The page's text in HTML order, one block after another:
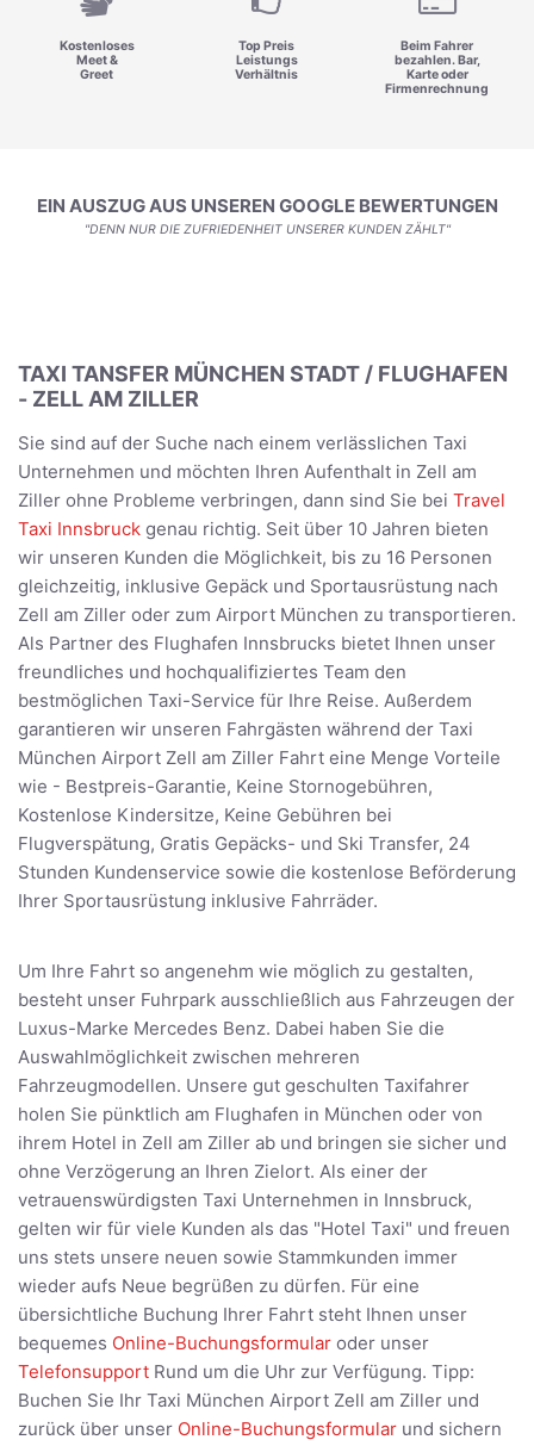
Kostenloses
Meet &
Greet
Top Preis
Leistungs
Verhältnis
Beim Fahrer
bezahlen. Bar,
Karte oder
Firmenrechnung
EIN AUSZUG AUS UNSEREN GOOGLE BEWERTUNGEN
"DENN NUR DIE ZUFRIEDENHEIT UNSERER KUNDEN ZÄHLT"
TAXI TANSFER MÜNCHEN STADT / FLUGHAFEN
- ZELL AM ZILLER
Sie sind auf der Suche nach einem verlässlichen Taxi
Unternehmen und möchten Ihren Aufenthalt in Zell am
Ziller ohne Probleme verbringen, dann sind Sie bei Travel
Taxi Innsbruck genau richtig. Seit über 10 Jahren bieten
wir unseren Kunden die Möglichkeit, bis zu 16 Personen
gleichzeitig, inklusive Gepäck und Sportausrüstung nach
Zell am Ziller oder zum Airport München zu transportieren.
Als Partner des Flughafen Innsbrucks bietet Ihnen unser
freundliches und hochqualifiziertes Team den
bestmöglichen Taxi-Service für Ihre Reise. Außerdem
garantieren wir unseren Fahrgästen während der Taxi
München Airport Zell am Ziller Fahrt eine Menge Vorteile
wie - Bestpreis-Garantie, Keine Stornogebühren,
Kostenlose Kindersitze, Keine Gebühren bei
Flugverspätung, Gratis Gepäcks- und Ski Transfer, 24
Stunden Kundenservice sowie die kostenlose Beförderung
Ihrer Sportausrüstung inklusive Fahrräder.
Um Ihre Fahrt so angenehm wie möglich zu gestalten,
besteht unser Fuhrpark ausschließlich aus Fahrzeugen der
Luxus-Marke Mercedes Benz. Dabei haben Sie die
Auswahlmöglichkeit zwischen mehreren
Fahrzeugmodellen. Unsere gut geschulten Taxifahrer
holen Sie pünktlich am Flughafen in München oder von
ihrem Hotel in Zell am Ziller ab und bringen sie sicher und
ohne Verzögerung an Ihren Zielort. Als einer der
vetrauenswürdigsten Taxi Unternehmen in Innsbruck,
gelten wir für viele Kunden als das "Hotel Taxi" und freuen
uns stets unsere neuen sowie Stammkunden immer
wieder aufs Neue begrüßen zu dürfen. Für eine
übersichtliche Buchung Ihrer Fahrt steht Ihnen unser
bequemes Online-Buchungsformular oder unser
Telefonsupport Rund um die Uhr zur Verfügung. Tipp:
Buchen Sie Ihr Taxi München Airport Zell am Ziller und
zurück über unser Online-Buchungsformular und sichern